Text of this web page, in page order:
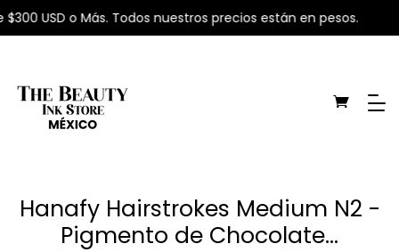
USD o Más. Todos nuestros precios están en pesos.
Hanafy Hairstrokes Medium N2 -
Pigmento de Chocolate...